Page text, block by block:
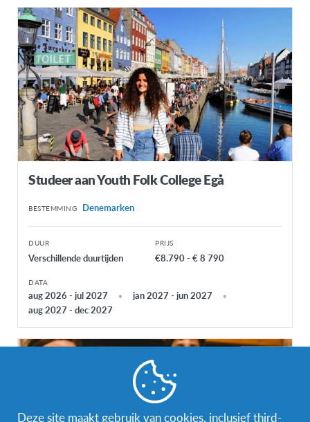
Studeer aan Youth Folk College Egå
BESTEMMING Denemarken
DUUR
Verschillende duurtijden
PRIJS
€8.790 - € 8 790
DATA
aug 2026 - jul 2027
jan 2027 - jun 2027
aug 2027 - dec 2027
Deze site maakt gebruik van cookies, inclusief third-